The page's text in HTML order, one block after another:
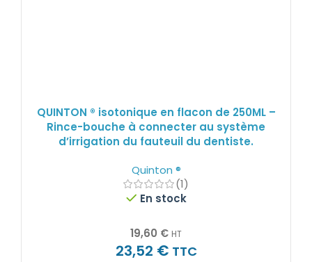
QUINTON ® isotonique en flacon de 250ML –
Rince-bouche à connecter au système
d’irrigation du fauteuil du dentiste.
Quinton ®
(1)
En stock
19,60 € HT
23,52 € TTC